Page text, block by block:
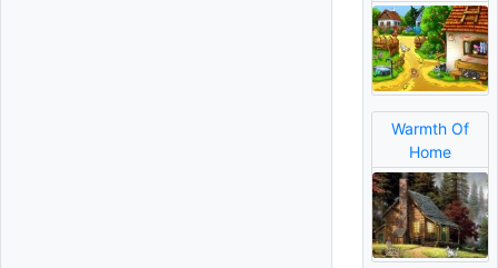
Warmth Of
Home